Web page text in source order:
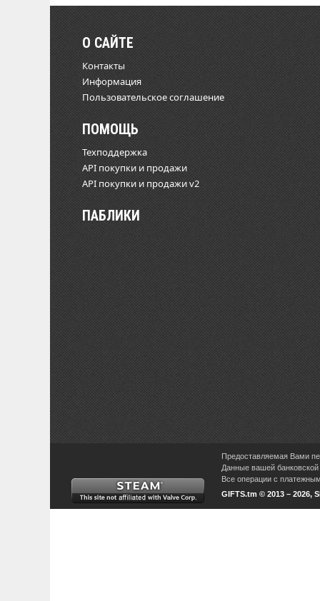
О САЙТЕ
Контакты
Информация
Пользовательское соглашение
ПОМОЩЬ
Техподдержка
API покупки и продажи
API покупки и продажи v2
ПАБЛИКИ
Предоставляемая Вами
Данные вашей
Все операции с
GIFTS.tm © 2013 – 2026,